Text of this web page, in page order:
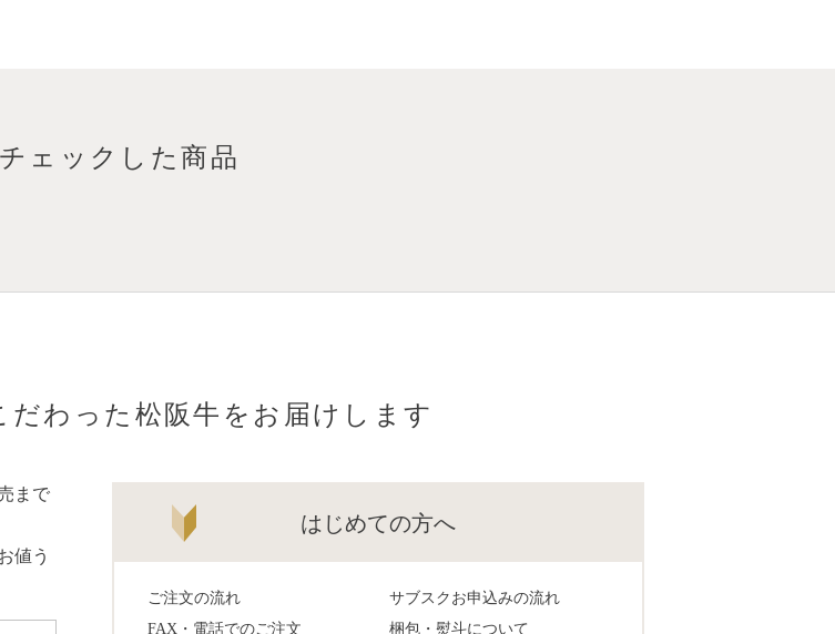
ェックした商品
だわった松阪牛をお届けします
まで
値う
はじめての方へ
ご注文の流れ
サブスクお申込みの流れ
FAX・電話でのご注文
梱包・熨斗について